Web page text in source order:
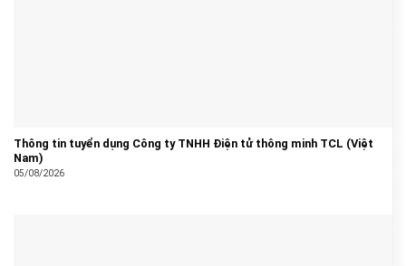
Thông tin tuyển dụng Công ty TNHH Điện tử thông minh TCL (Việt
Nam)
05/08/2026